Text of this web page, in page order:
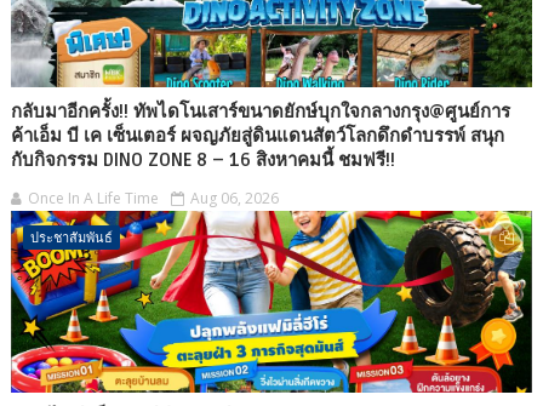
กลับมาอีกครั้ง!! ทัพไดโนเสาร์ขนาดยักษ์บุกใจกลางกรุง@ศูนย์การ
ค้าเอ็ม บี เค เซ็นเตอร์ ผจญภัยสู่ดินแดนสัตว์โลกดึกดำบรรพ์ สนุก
กับกิจกรรม DINO ZONE 8 – 16 สิงหาคมนี้ ชมฟรี!!
Once In A Life Time Aug 06, 2026
ประชาสัมพันธ์